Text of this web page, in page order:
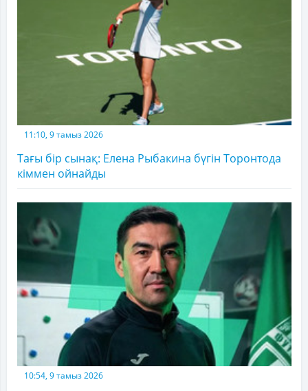
11:10, 9 тамыз 2026
Тағы бір сынақ: Елена Рыбакина бүгін Торонтода
кіммен ойнайды
10:54, 9 тамыз 2026